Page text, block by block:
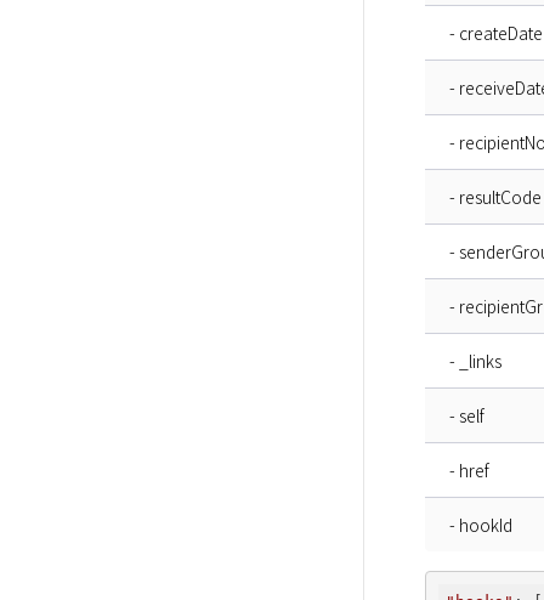
- createDate
-
-
- resultCode
-
-
- _links
- self
- href
- hookId